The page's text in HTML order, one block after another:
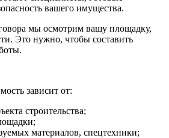
вашего имущества.
мы осмотрим вашу площадку,
Это нужно, чтобы составить
зависит от:
строительства;
материалов, спецтехники;